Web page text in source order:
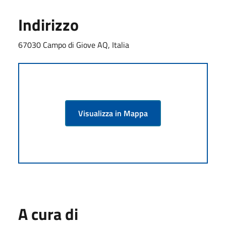
Indirizzo
67030 Campo di Giove AQ, Italia
Visualizza in Mappa
A cura di